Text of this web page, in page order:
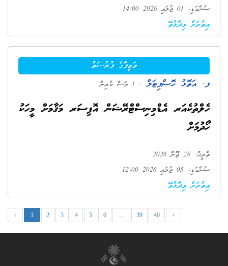
ސުންގަޑި: 01 ޖުލައި 2026 14:00
އިތުރަށް ވިދާޅުވޭ
ވަޒީފާގެ ފުރުޞަތު
ފ. އަތޮޅު ހޮސްޕިޓަލް . 1 މަސް ކުރިން
ހެލްތުކެއަރ އެޑްމިނިސްޓްރޭޝަން އޮފިސަރ މަޤާމަށް މީހަކު
ހޯދުމަށް
ތާރީޚު: 28 ޖޫން 2026
ސުންގަޑި: 05 ޖުލައި 2026 12:00
އިތުރަށް ވިދާޅުވޭ
‹ 1 2 3 4 5 6 ... 39 40 ›